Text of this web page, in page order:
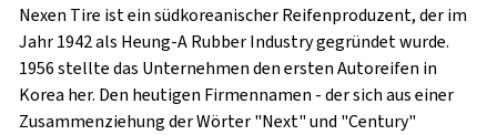
Nexen Tire ist ein südkoreanischer Reifenproduzent, der im
Jahr 1942 als Heung-A Rubber Industry gegründet wurde.
1956 stellte das Unternehmen den ersten Autoreifen in
Korea her. Den heutigen Firmennamen - der sich aus einer
Zusammenziehung der Wörter "Next" und "Century"